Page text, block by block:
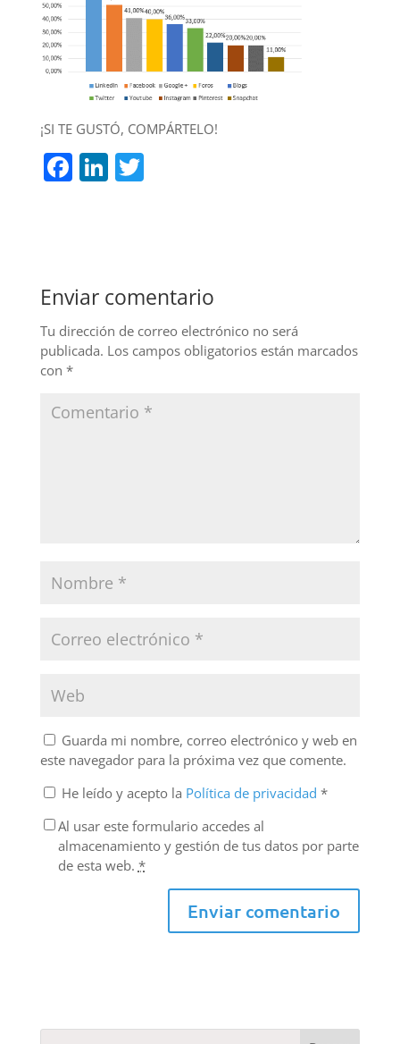
¡SI TE GUSTÓ, COMPÁRTELO!
F
b
o
o
k
Li
n
T
Enviar comentario
Tu dirección de correo electrónico no será
publicada. Los campos obligatorios están marcados
con *
Guarda mi nombre, correo electrónico y web en
este navegador para la próxima vez que comente.
He leído y acepto la Política de privacidad *
Al usar este formulario accedes al
almacenamiento y gestión de tus datos por parte
de esta web. *